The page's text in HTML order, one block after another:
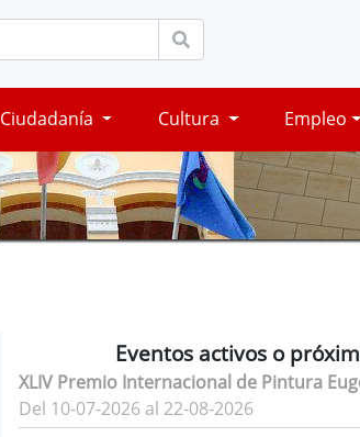
Ciudadanía Cultura Empleo
Eventos activos o
XLIV Premio Internacional de Pintura
Del 10-07-2026 al 22-08-2026